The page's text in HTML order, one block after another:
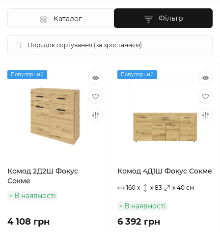
Фільтр
Каталог
Популярний
Комод 2Д2Ш Фокус
Сокме
В наявності
4 108 грн
Популярний
Комод 4Д1Ш Фокус Сокме
160 x x 83 x 40 см
В наявності
6 392 грн